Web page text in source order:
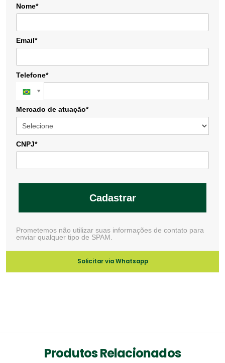
Nome*
Email*
Telefone*
Mercado de atuação*
CNPJ*
Cadastrar
Prometemos não utilizar suas informações de contato para
enviar qualquer tipo de SPAM.
Solicitar via Whatsapp
Produtos Relacionados